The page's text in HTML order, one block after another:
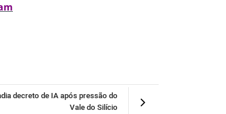
decreto de IA após pressão do
Vale do Silício